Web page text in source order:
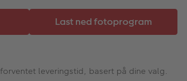
leveringstid, basert på dine valg.